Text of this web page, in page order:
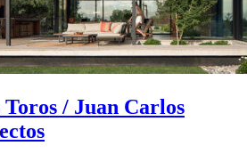
/ Juan Carlos